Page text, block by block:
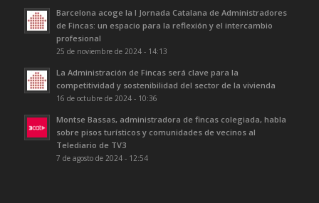
Barcelona acoge la I Jornada Catalana de Administradores
de Fincas: un espacio para la reflexión y el intercambio
profesional
25 de noviembre de 2024 - 14:13
La Administración de Fincas será clave para la
competitividad y sostenibilidad del sector de la vivienda
16 de octubre de 2024 - 10:36
Montse Bassas, administradora de fincas colegiada, habla
sobre pisos turísticos y comunidades de vecinos al
Telediario de TV3
7 de agosto de 2024 - 12:54